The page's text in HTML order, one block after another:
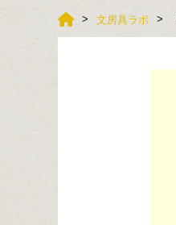
文房具ラボ